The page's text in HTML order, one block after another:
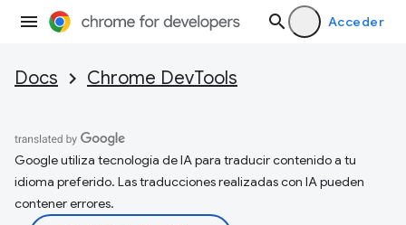
Acceder
Docs Chrome DevTools
Google utiliza tecnología de IA para traducir contenido a tu
idioma preferido. Las traducciones realizadas con IA pueden
contener errores.